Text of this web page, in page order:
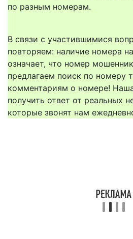
по разным номерам.
В связи с участившимися
повторяем: наличие номера
означает, что номер
предлагаем поиск по номеру
комментариям о номере!
получить ответ от реальных
которые звонят нам